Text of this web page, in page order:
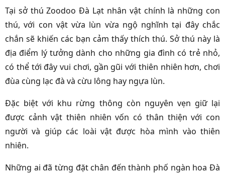
Tại sở thú Zoodoo Đà Lạt nhân vật chính là những con
thú, với con vật vừa lùn vừa ngộ nghĩnh tại đây chắc
chắn sẽ khiến các bạn cảm thấy thích thú. Sở thú này là
địa điểm lý tưởng dành cho những gia đình có trẻ nhỏ,
có thể tới đây vui chơi, gần gũi với thiên nhiên hơn, chơi
đùa cùng lạc đà và cừu lông hay ngựa lùn.
Đặc biệt với khu rừng thông còn nguyên vẹn giữ lại
được cảnh vật thiên nhiên vốn có thân thiện với con
người và giúp các loài vật được hòa mình vào thiên
nhiên.
Những ai đã từng đặt chân đến thành phố ngàn hoa Đà